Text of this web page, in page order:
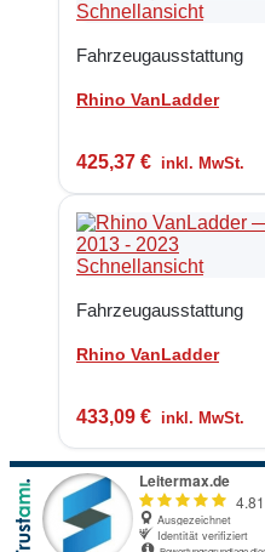
Schnellansicht
Fahrzeugausstattung
Rhino VanLadder
425,37 € inkl. MwSt.
Schnellansicht
Fahrzeugausstattung
Rhino VanLadder
433,09 € inkl. MwSt.